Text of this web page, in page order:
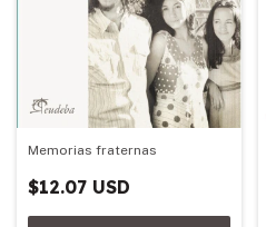
Memorias fraternas
$12.07 USD